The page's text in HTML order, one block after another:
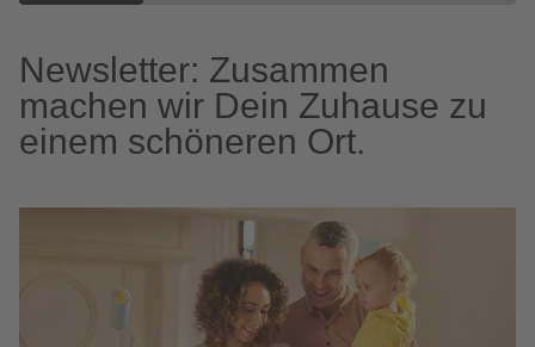
Newsletter: Zusammen
machen wir Dein Zuhause zu
einem schöneren Ort.